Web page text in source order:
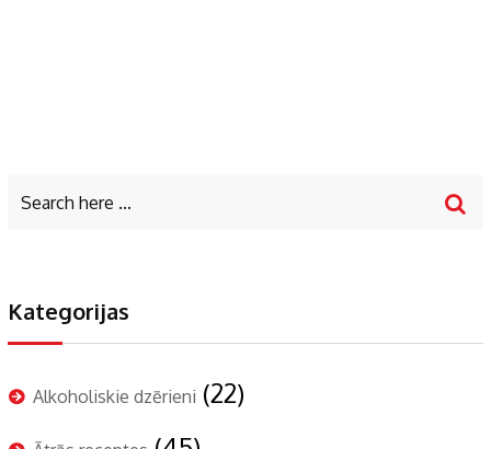
Kategorijas
Alkoholiskie dzērieni (22)